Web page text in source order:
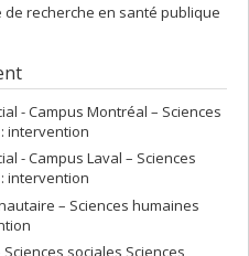
de recherche en santé publique
- Campus Montréal – Sciences
intervention
- Campus Laval – Sciences
intervention
– Sciences humaines
sociales Sciences